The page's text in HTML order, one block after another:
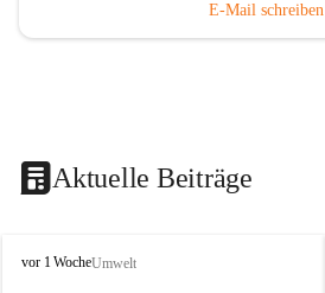
E-Mail schreiben
Aktuelle Beiträge
V
vor 1 WocheUmwelt